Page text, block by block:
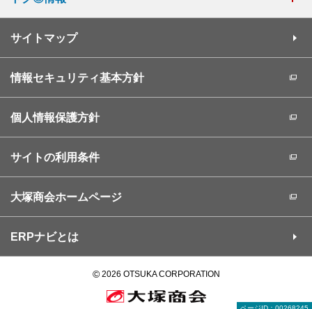
サイトマップ
情報セキュリティ基本方針
個人情報保護方針
サイトの利用条件
大塚商会ホームページ
ERPナビとは
©2026 OTSUKA CORPORATION